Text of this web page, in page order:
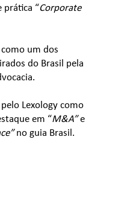
prática “Corporate
um dos
do Brasil pela
Lexology como
em “M&A”e
no guia Brasil.